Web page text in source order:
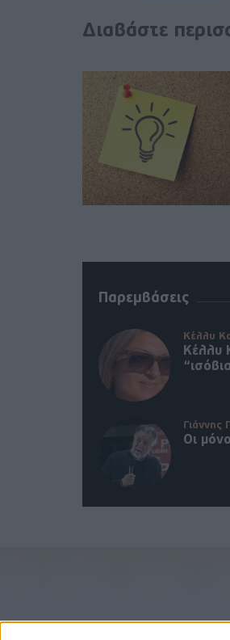
Διαβάστε
Παρεμβάσεις
Κέλλυ
Κέλλυ
Γιάννης
Οι